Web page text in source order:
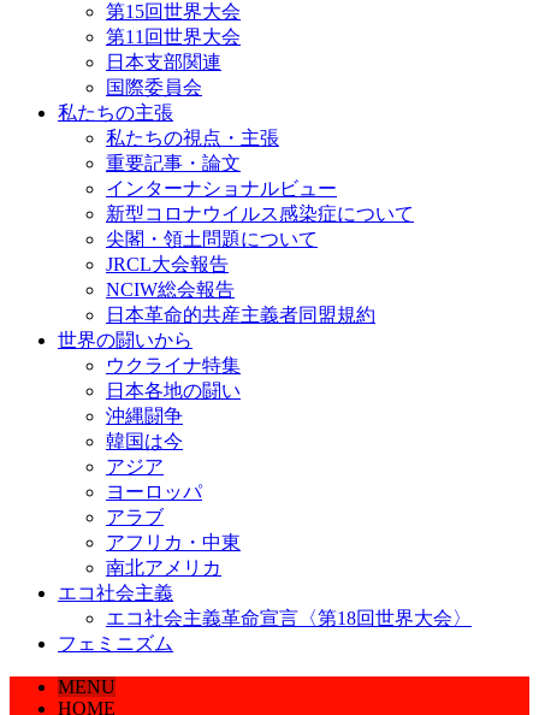
第15回世界大会
第11回世界大会
日本支部関連
国際委員会
私たちの主張
私たちの視点・主張
重要記事・論文
インターナショナルビュー
新型コロナウイルス感染症について
尖閣・領土問題について
JRCL大会報告
NCIW総会報告
日本革命的共産主義者同盟規約
世界の闘いから
ウクライナ特集
日本各地の闘い
沖縄闘争
韓国は今
アジア
ヨーロッパ
アラブ
アフリカ・中東
南北アメリカ
エコ社会主義
エコ社会主義革命宣言〈第18回世界大会〉
フェミニズム
MENU
HOME